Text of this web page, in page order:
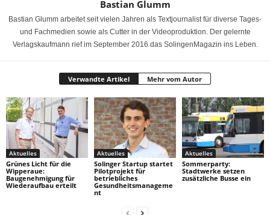
Bastian Glumm
Bastian Glumm arbeitet seit vielen Jahren als Textjournalist für diverse Tages-
und Fachmedien sowie als Cutter in der Videoproduktion. Der gelernte
Verlagskaufmann rief im September 2016 das SolingenMagazin ins Leben.
Verwandte Artikel Mehr vom Autor
Aktuelles
Grünes Licht für die
Wipperaue:
Baugenehmigung für
Wiederaufbau erteilt
Aktuelles
Solinger Startup startet
Pilotprojekt für
betriebliches
Gesundheitsmanageme
nt
Aktuelles
Sommerparty:
Stadtwerke setzen
zusätzliche Busse ein